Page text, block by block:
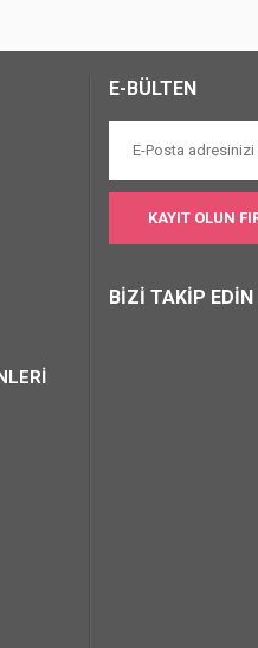
E-BÜLTEN
KAYIT OLUN
BİZİ TAKİP EDİN